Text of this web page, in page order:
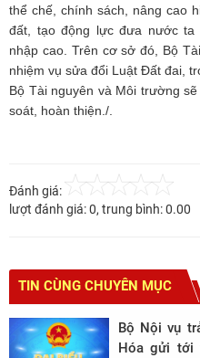
thể chế, chính sách, nâng cao
đất, tạo động lực đưa nước
nhập cao. Trên cơ sở đó, Bộ
nhiệm vụ sửa đổi Luật Đất đai,
Bộ Tài nguyên và Môi trường
soát, hoàn thiện./.
Đánh giá:
lượt đánh giá:0, trung bình:0.00
TIN CÙNG CHUYÊN MỤC
Bộ Nội vụ
Hóa gửi tới